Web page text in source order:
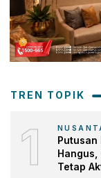
TREN TOPIK
1
Putusan
Tetap